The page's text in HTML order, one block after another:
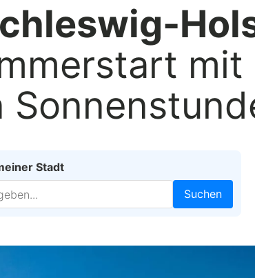
mit
Stadt
Suchen